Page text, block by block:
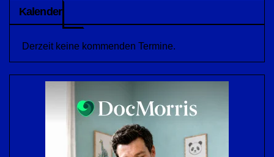
Kalender
Derzeit keine kommenden Termine.